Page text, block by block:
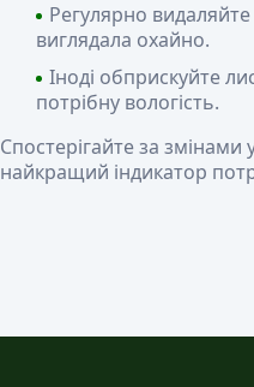
Регулярно
виглядала охайно.
Іноді обприскуйте
потрібну вологість.
Спостерігайте за
найкращий індикатор